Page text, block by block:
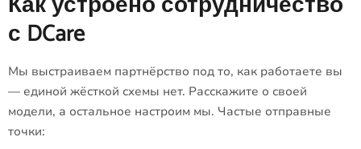
с DCare
Мы выстраиваем партнёрство под то, как работаете вы
— единой жёсткой схемы нет. Расскажите о своей
модели, а остальное настроим мы. Частые отправные
точки: